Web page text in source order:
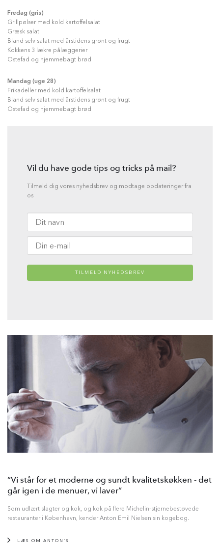
Fredag (gris)
Grillpølser med kold kartoffelsalat
Græsk salat
Bland selv salat med årstidens grønt og frugt
Kokkens 3 lækre pålæggerier
Ostefad og hjemmebagt brød
Mandag (uge 28)
Frikadeller med kold kartoffelsalat
Bland selv salat med årstidens grønt og frugt
Ostefad og hjemmebagt brød
Vil du have gode tips og tricks på mail?
Tilmeld dig vores nyhedsbrev og modtage opdateringer fra
os
TILMELD NYHEDSBREV
“Vi står for et moderne og sundt kvalitetskøkken - det
går igen i de menuer, vi laver”
Som udlært slagter og kok, og kok på flere Michelin-stjernebestøvede
restauranter i København, kender Anton Emil Nielsen sin kogebog.
LÆS OM ANTON’S